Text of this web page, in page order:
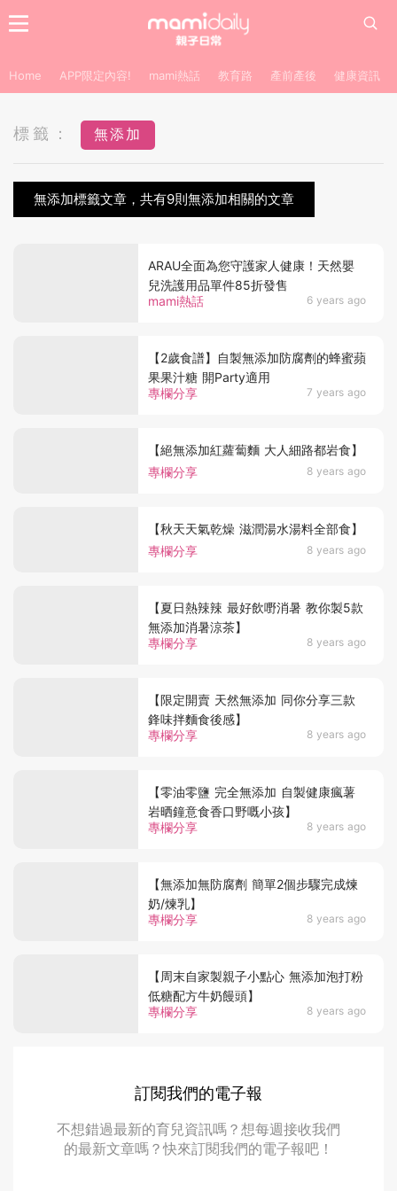
Home APP限定內容! mami熱話 教育路 產前產後 健康資訊
標籤： 無添加
無添加標籤文章，共有9則無添加相關的文章
mami熱話 6 years ago
ARAU全面為您守護家人健康！天然嬰
兒洗護用品單件85折發售
專欄分享 7 years ago
【2歲食譜】自製無添加防腐劑的蜂蜜蘋
果果汁糖 開Party適用
專欄分享 8 years ago
【絕無添加紅蘿蔔麵 大人細路都岩食】
專欄分享 8 years ago
【秋天天氣乾燥 滋潤湯水湯料全部食】
專欄分享 8 years ago
【夏日熱辣辣 最好飲嘢消暑 教你製5款
無添加消暑涼茶】
專欄分享 8 years ago
【限定開賣 天然無添加 同你分享三款
鋒味拌麵食後感】
專欄分享 8 years ago
【零油零鹽 完全無添加 自製健康瘋薯
岩晒鐘意食香口野嘅小孩】
專欄分享 8 years ago
【無添加無防腐劑 簡單2個步驟完成煉
奶/煉乳】
專欄分享 8 years ago
【周末自家製親子小點心 無添加泡打粉
低糖配方牛奶饅頭】
訂閱我們的電子報
不想錯過最新的育兒資訊嗎？想每週接收我們
的最新文章嗎？快來訂閱我們的電子報吧！